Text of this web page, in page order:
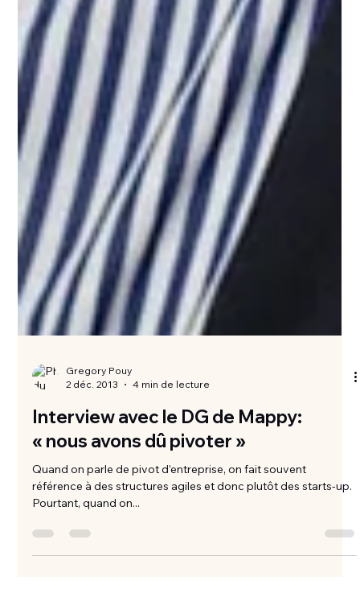
2 déc. 2013
4 min de lecture
Interview avec le DG de Mappy:
« nous avons dû pivoter »
Quand on parle de pivot d’entreprise, on fait souvent
Pourtant, quand on...